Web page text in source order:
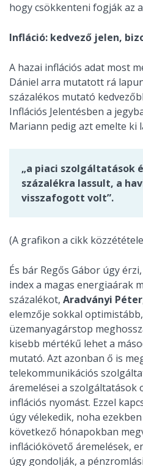
hogy csökkenteni fogják az
Infláció: kedvező jelen,
A hazai inflációs adat most
Dániel arra mutatott rá
százalékos mutató
Inflációs Jelentésben a
Mariann pedig azt emelte ki
„a piaci szolgáltatások
százalékra lassult, a
visszafogott volt”.
(A grafikon a cikk
És bár Regős Gábor úgy
index a magas energiaárak
százalékot, Aradványi Péter
elemzője sokkal
üzemanyagárstop
kisebb mértékű lehet a
mutató. Azt azonban ő is
telekommunikációs
áremelései a szolgáltatások
inflációs nyomást. Ezzel
úgy vélekedik, noha
következő hónapokban
inflációkövető áremelések,
úgy gondolják, a